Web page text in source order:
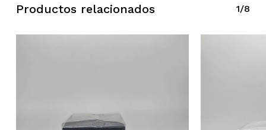
Productos relacionados 1/8